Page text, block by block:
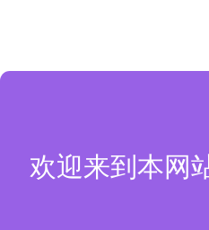
欢迎来到本网